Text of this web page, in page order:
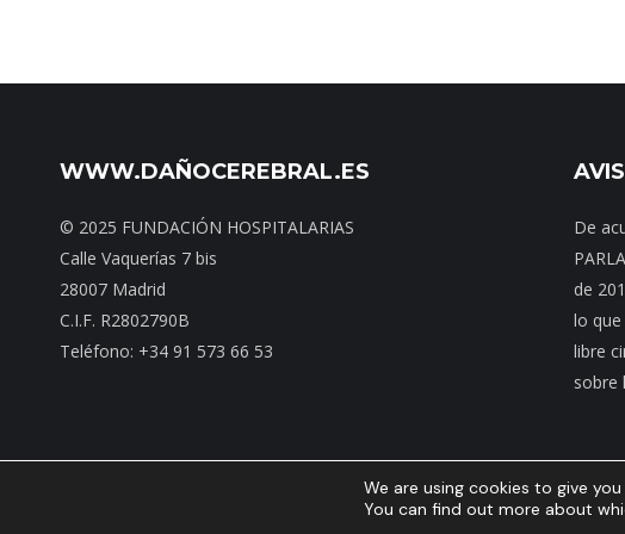
WWW.DAÑOCEREBRAL.ES
© 2025 FUNDACIÓN HOSPITALARIAS
Calle Vaquerías 7 bis
28007 Madrid
C.I.F. R2802790B
Teléfono: +34 91 573 66 53
De
de
lo
libre
sobre
Inicio|Mapa web| Contacto|
We are using cookies to give
You can find out more about